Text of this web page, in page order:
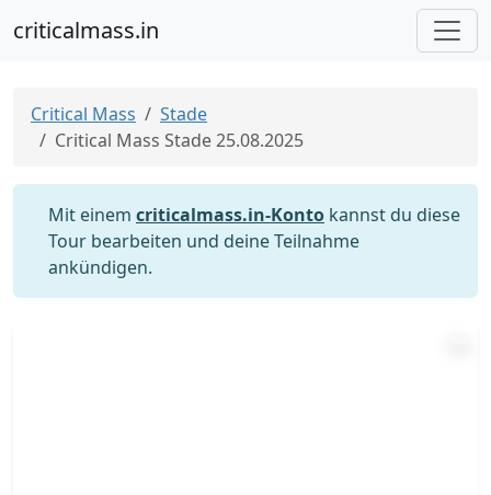
criticalmass.in
Critical Mass
Stade
Critical Mass Stade 25.08.2025
Mit einem criticalmass.in-Konto kannst du diese
Tour bearbeiten und deine Teilnahme
ankündigen.